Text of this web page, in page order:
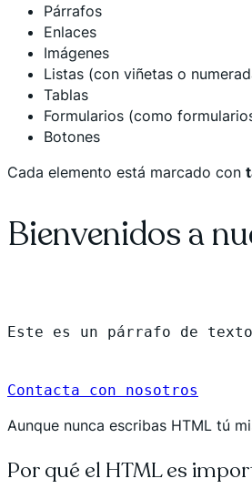
Párrafos
Enlaces
Imágenes
Listas (con viñetas o
Tablas
Formularios (como
Botones
Cada elemento está marcado con
Bienvenidos a
Este es un párrafo de
Contacta con nosotros
Aunque nunca escribas HTML tú
Por qué el HTML es